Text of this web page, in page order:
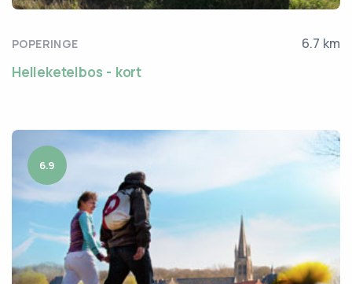
POPERINGE 6.7 km
Helleketelbos - kort
6.9